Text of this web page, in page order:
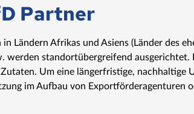
Partner
Ländern Afrikas und Asiens (Länder des
werden standortübergreifend
Um eine längerfristige,
im Aufbau von Exportförderagenturen